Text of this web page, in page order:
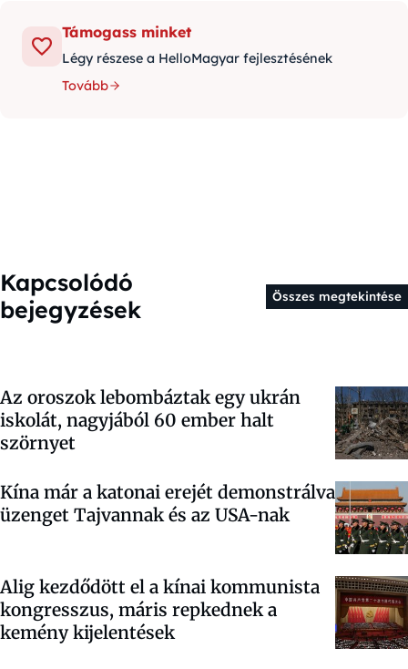
Támogass minket
Légy részese a HelloMagyar fejlesztésének
Tovább
Kapcsolódó
bejegyzések
Összes megtekintése
Az oroszok lebombáztak egy ukrán
iskolát, nagyjából 60 ember halt
szörnyet
Kína már a katonai erejét demonstrálva
üzenget Tajvannak és az USA-nak
Alig kezdődött el a kínai kommunista
kongresszus, máris repkednek a
kemény kijelentések